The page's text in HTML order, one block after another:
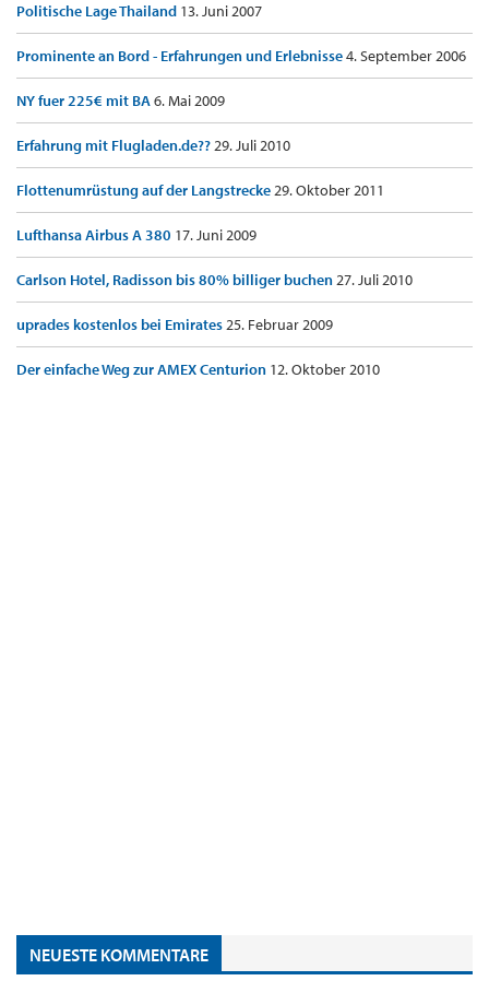
Politische Lage Thailand 13. Juni 2007
Prominente an Bord - Erfahrungen und Erlebnisse4. September 2006
NY fuer 225€ mit BA6. Mai 2009
Erfahrung mit Flugladen.de??29. Juli 2010
Flottenumrüstung auf der Langstrecke29. Oktober 2011
Lufthansa Airbus A 380 17. Juni 2009
Carlson Hotel, Radisson bis 80% billiger buchen27. Juli 2010
uprades kostenlos bei Emirates25. Februar 2009
Der einfache Weg zur AMEX Centurion 12. Oktober 2010
NEUESTE KOMMENTARE